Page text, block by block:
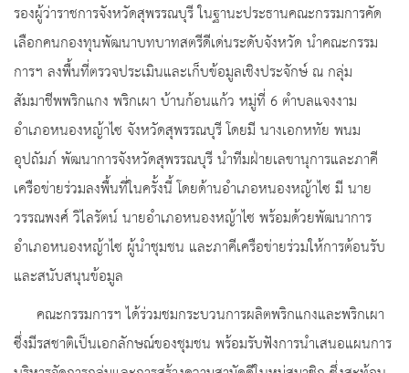
รองผู้ว่าราชการจังหวัดสุพรรณบุรี ในฐานะประธานคณะกรรมการคัด
เลือกคนกองทุนพัฒนาบทบาทสตรีดีเด่นระดับจังหวัด นำคณะกรรม
การฯ ลงพื้นที่ตรวจประเมินและเก็บข้อมูลเชิงประจักษ์ ณ กลุ่ม
สัมมาชีพพริกแกง พริกเผา บ้านก้อนแก้ว หมู่ที่ 6 ตำบลแจงงาม
อำเภอหนองหญ้าไซ จังหวัดสุพรรณบุรี โดยมี นางเอกหทัย พนม
อุปถัมภ์ พัฒนาการจังหวัดสุพรรณบุรี นำทีมฝ่ายเลขานุการและภาคี
เครือข่ายร่วมลงพื้นที่ในครั้งนี้ โดยด้านอำเภอหนองหญ้าไซ มี นาย
วรรณพงศ์ วิไลรัตน์ นายอำเภอหนองหญ้าไซ พร้อมด้วยพัฒนาการ
อำเภอหนองหญ้าไซ ผู้นำชุมชน และภาคีเครือข่ายร่วมให้การต้อนรับ
และสนับสนุนข้อมูล
คณะกรรมการฯ ได้ร่วมชมกระบวนการผลิตพริกแกงและพริกเผา
ซึ่งมีรสชาติเป็นเอกลักษณ์ของชุมชน พร้อมรับฟังการนำเสนอแผนการ